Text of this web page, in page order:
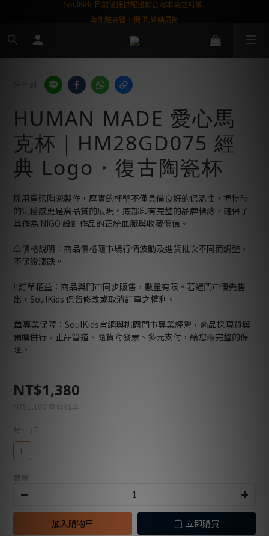
HUMAN MADE 愛心馬
克杯｜HM28GD075 經
典 Logo・復古陶瓷杯
採用重磅陶瓷製作，厚實的杯壁不僅具備良好的保溫性，握持時
的沉穩感更是高品質的展現。底部印有完整的品牌標誌，確保了
其作為 NIGO 設計作品的正統血脈與收藏價值。
⚠️價格說明：商品價格隨市場行情波動及進貨批次不同而調整，
不保證漲跌。
‼️訂單權益：商品與門市同步販售，數量有限。若遇門市優先售
出，SoulKids 保留修改或取消訂單之權利。
🏛️專業保障：SoulKids官網與桃園門市專業經營，商品採現貨與
預購併行。正品管道、隨貨附發票、多元支付，給您最完整的保
障。
NT$1,380
NT$1,100 會員獨享
尺寸 : F
F
數量
加入購物車 立即購買
屬購物金❤️
SoulKids 目前僅提供配送於台灣本島之訂單,
海外離島暫不提供,敬請見諒